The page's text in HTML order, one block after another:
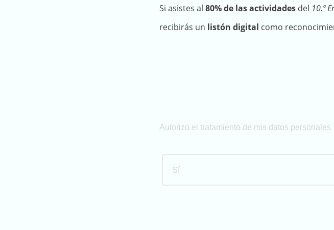
Si asistes al 80% de las actividades del 10.º
recibirás un listón digital como
Autorizo el tratamiento de mis datos personales
Sí